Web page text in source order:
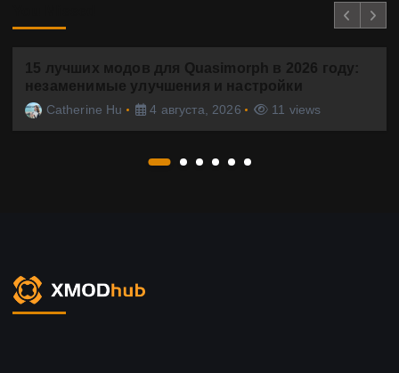
15 лучших модов для Quasimorph в 2026 году:
незаменимые улучшения и настройки
Catherine Hu 4 августа, 2026 11 views